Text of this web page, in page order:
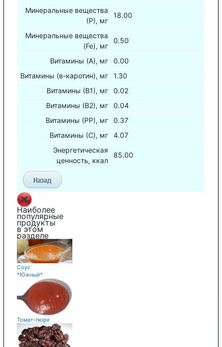
Минеральные вещества
(Р), мг
18.00
Минеральные вещества
(Fe), мг
0.50
Витамины (А), мг
0.00
Витамины (в-каротин), мг
1.30
Витамины (В1), мг
0.02
Витамины (В2), мг
0.04
Витамины (РР), мг
0.37
Витамины (С), мг
4.07
Энергетическая
ценность, ккал
85.00
Наиболее
популярные
продукты
в этом
разделе
Соус
*Южный*
Томат-пюре